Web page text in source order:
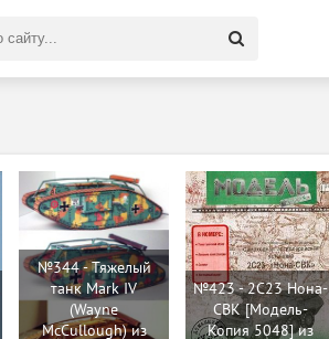
№344 - Тяжелый
танк Mark IV
(Wayne
McCullough) из
№423 - 2C23 Нона-
СВК [Модель-
Копия 5048] из